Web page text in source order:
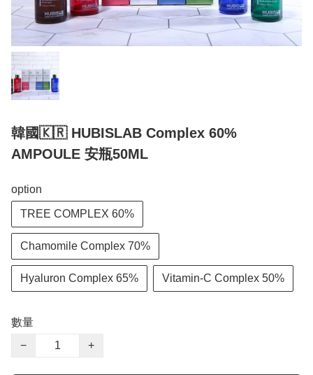
韓國🇰🇷 HUBISLAB Complex 60%
AMPOULE 安瓶50ML
option
TREE COMPLEX 60%
Chamomile Complex 70%
Hyaluron Complex 65% Vitamin-C Complex 50%
數量
−
+